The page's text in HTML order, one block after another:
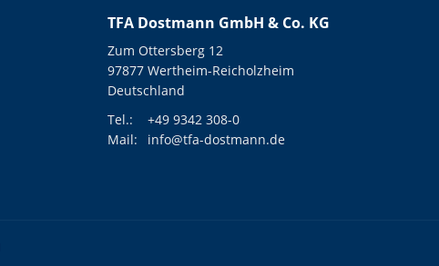
TFA Dostmann GmbH & Co. KG
Zum Ottersberg 12
97877 Wertheim-Reicholzheim
Deutschland
Tel.:
+49 9342 308-0
Mail:
info@tfa-dostmann.de